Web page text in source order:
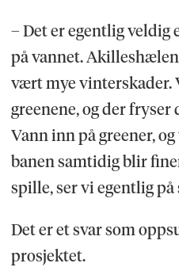
– Det er egentlig
på vannet.
vært mye vinterskader.
greenene, og der fryser
Vann inn på greener,
banen samtidig blir
spille, ser vi egentlig på
Det er et svar som
prosjektet.